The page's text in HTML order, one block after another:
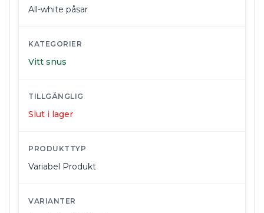
All-white påsar
KATEGORIER
Vitt snus
TILLGÄNGLIG
Slut i lager
PRODUKTTYP
Variabel Produkt
VARIANTER